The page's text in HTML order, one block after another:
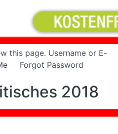
this page. Username or E-
Forgot Password
2018